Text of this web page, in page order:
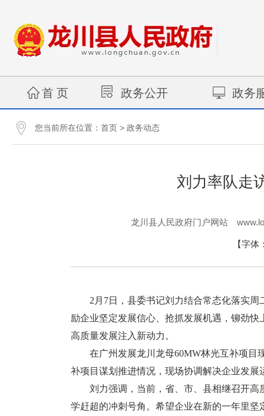
首 页 政务公开 政务
您当前所在位置： 首页 > 政务动态
刘力率队走
龙川县人民政府门户网站
【字体
2月7日，县委书记刘力结合常态化落实周
励企业坚定发展信心、抢抓发展机遇，铆劲
高质量发展注入新动力。
在广州发展龙川龙母60MW林光互补项目
补项目谋划推进情况，现场协调解决企业发展
刘力强调，当前，省、市、县相继召开高
学赶超的冲刺号角。希望企业在新的一年里